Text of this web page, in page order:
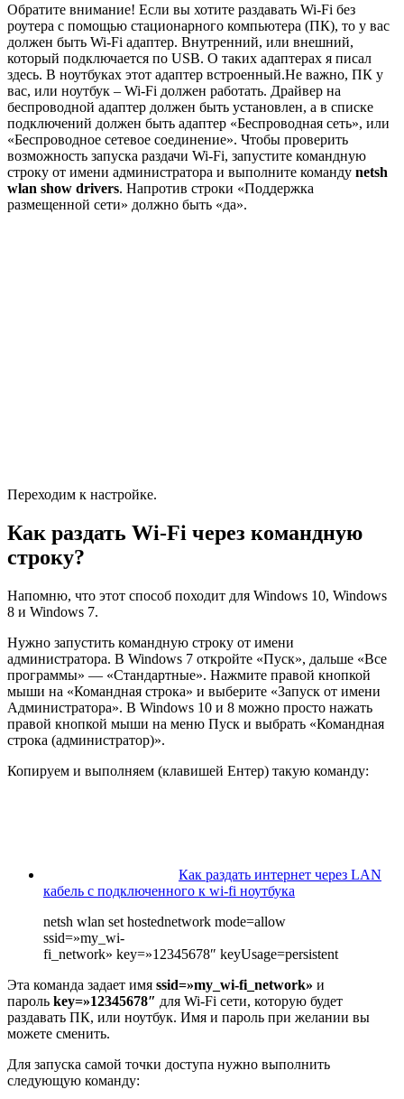
Обратите внимание! Если вы хотите раздавать Wi-Fi без
роутера с помощью стационарного компьютера (ПК), то у вас
должен быть Wi-Fi адаптер. Внутренний, или внешний,
который подключается по USB. О таких адаптерах я писал
здесь. В ноутбуках этот адаптер встроенный.Не важно, ПК у
вас, или ноутбук – Wi-Fi должен работать. Драйвер на
беспроводной адаптер должен быть установлен, а в списке
подключений должен быть адаптер «Беспроводная сеть», или
«Беспроводное сетевое соединение». Чтобы проверить
возможность запуска раздачи Wi-Fi, запустите командную
строку от имени администратора и выполните команду netsh
wlan show drivers. Напротив строки «Поддержка
размещенной сети» должно быть «да».
Переходим к настройке.
Как раздать Wi-Fi через командную
строку?
Напомню, что этот способ походит для Windows 10, Windows
8 и Windows 7.
Нужно запустить командную строку от имени
администратора. В Windows 7 откройте «Пуск», дальше «Все
программы» — «Стандартные». Нажмите правой кнопкой
мыши на «Командная строка» и выберите «Запуск от имени
Администратора». В Windows 10 и 8 можно просто нажать
правой кнопкой мыши на меню Пуск и выбрать «Командная
строка (администратор)».
Копируем и выполняем (клавишей Ентер) такую команду:
Как раздать интернет через LAN
кабель с подключенного к wi-fi ноутбука
netsh wlan set hostednetwork mode=allow
ssid=»my_wi-
fi_network» key=»12345678″ keyUsage=persistent
Эта команда задает имя ssid=»my_wi-fi_network» и
пароль key=»12345678″ для Wi-Fi сети, которую будет
раздавать ПК, или ноутбук. Имя и пароль при желании вы
можете сменить.
Для запуска самой точки доступа нужно выполнить
следующую команду: